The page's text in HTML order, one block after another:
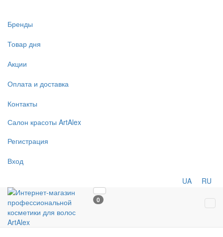
Бренды
Товар дня
Акции
Оплата и доставка
Контакты
Салон красоты ArtAlex
Регистрация
Вход
UA RU
0